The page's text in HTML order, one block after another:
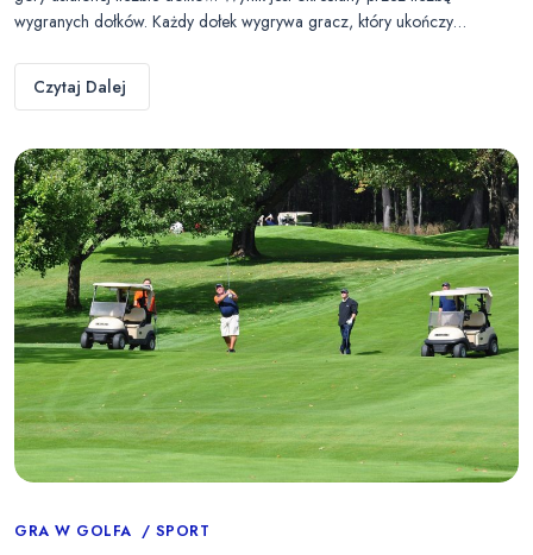
wygranych dołków. Każdy dołek wygrywa gracz, który ukończy…
Czytaj Dalej
Categories
GRA W GOLFA SPORT